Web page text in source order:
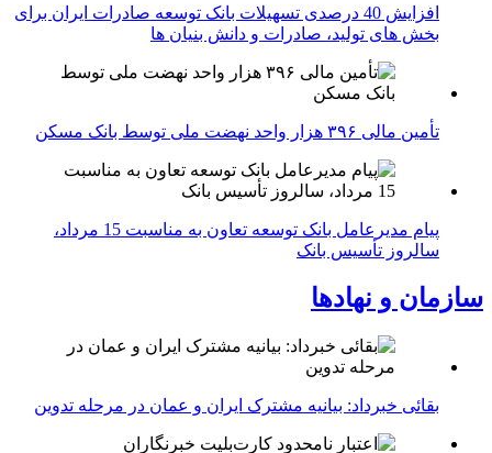
افزایش 40 درصدی تسهیلات بانک توسعه صادرات ایران برای
بخش های تولید، صادرات و دانش بنیان ها
تأمین مالی ۳۹۶ هزار واحد نهضت ملی توسط بانک مسکن
پیام مدیرعامل بانک توسعه تعاون به مناسبت 15 مرداد،
سالروز تأسیس بانک
سازمان و نهادها
بقائی خبرداد: بیانیه مشترک ایران و عمان در مرحله تدوین